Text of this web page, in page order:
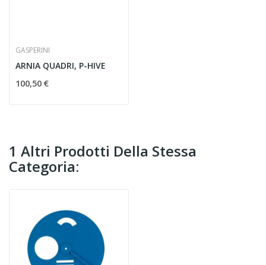
GASPERINI
ARNIA QUADRI, P-HIVE
100,50 €
1 Altri Prodotti Della Stessa
Categoria: